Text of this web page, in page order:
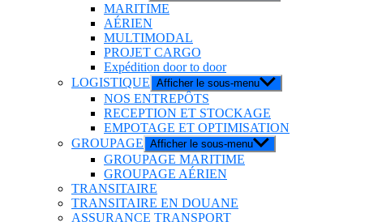
MARITIME
AÉRIEN
MULTIMODAL
PROJET CARGO
Expédition door to door
LOGISTIQUE Afficher le sous-menu
NOS ENTREPÔTS
RECEPTION ET STOCKAGE
EMPOTAGE ET OPTIMISATION
GROUPAGE Afficher le sous-menu
GROUPAGE MARITIME
GROUPAGE AÉRIEN
TRANSITAIRE
TRANSITAIRE EN DOUANE
ASSURANCE TRANSPORT